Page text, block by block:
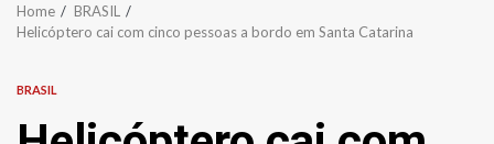
Home
BRASIL
Helicóptero cai com cinco pessoas a bordo em Santa Catarina
BRASIL